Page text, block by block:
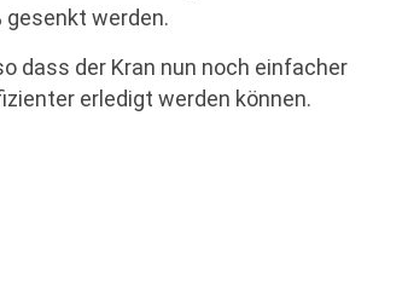
werden.
dass der Kran nun noch einfacher
erledigt werden können.